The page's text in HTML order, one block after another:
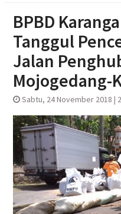
BPBD
Tanggul
Jalan
Mojogedang-
Sabtu, 24 November 2018 |